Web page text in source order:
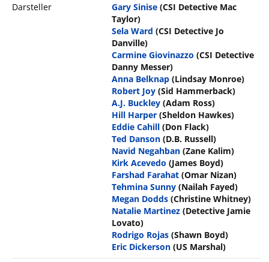
Darsteller
Gary Sinise (CSI Detective Mac
Taylor)
Sela Ward (CSI Detective Jo
Danville)
Carmine Giovinazzo (CSI Detective
Danny Messer)
Anna Belknap (Lindsay Monroe)
Robert Joy (Sid Hammerback)
A.J. Buckley (Adam Ross)
Hill Harper (Sheldon Hawkes)
Eddie Cahill (Don Flack)
Ted Danson (D.B. Russell)
Navid Negahban (Zane Kalim)
Kirk Acevedo (James Boyd)
Farshad Farahat (Omar Nizan)
Tehmina Sunny (Nailah Fayed)
Megan Dodds (Christine Whitney)
Natalie Martinez (Detective Jamie
Lovato)
Rodrigo Rojas (Shawn Boyd)
Eric Dickerson (US Marshal)